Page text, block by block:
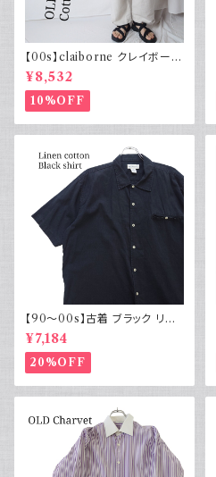
【00s】claiborne クレイボーン
リネンコットンパンツ ツータック
¥8,532
10%OFF
【90～00s】古着 ブラック リネ
ンコットンシャツ 黒 ボックスシ
ルエット
¥7,184
20%OFF